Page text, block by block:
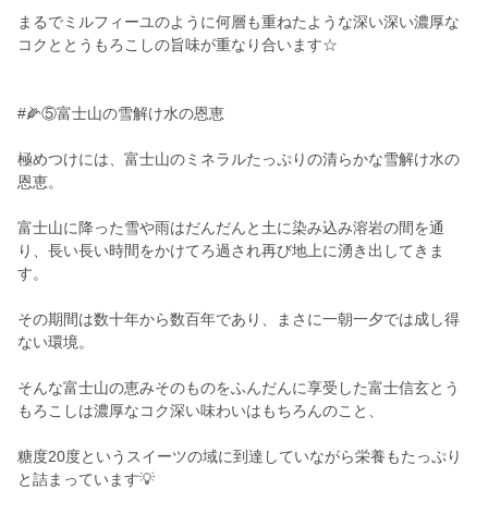
まるでミルフィーユのように何層も重ねたような深い深い濃厚な
コクととうもろこしの旨味が重なり合います☆
#🌽⑤富士山の雪解け水の恩恵
極めつけには、富士山のミネラルたっぷりの清らかな雪解け水の
恩恵。
富士山に降った雪や雨はだんだんと土に染み込み溶岩の間を通
り、長い長い時間をかけてろ過され再び地上に湧き出してきま
す。
その期間は数十年から数百年であり、まさに一朝一夕では成し得
ない環境。
そんな富士山の恵みそのものをふんだんに享受した富士信玄とう
もろこしは濃厚なコク深い味わいはもちろんのこと、
糖度20度というスイーツの域に到達していながら栄養もたっぷり
と詰まっています💡